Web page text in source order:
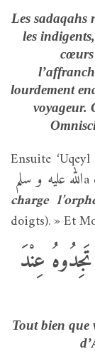
Les sadaqahs
les
cœurs
lourdement
voyageur.
Ensuite
الله عليه و سلم
charge
doigts). » Et
عِنْدَ
Tout bien que